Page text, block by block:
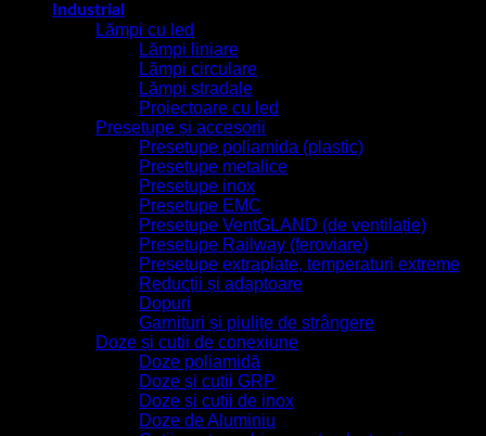
Industrial
Lămpi cu led
Lămpi liniare
Lămpi circulare
Lămpi stradale
Proiectoare cu led
Presetupe și accesorii
Presetupe poliamida (plastic)
Presetupe metalice
Presetupe inox
Presetupe EMC
Presetupe VentGLAND (de ventilație)
Presetupe Railway (feroviare)
Presetupe extraplate, temperaturi extreme
Reducții și adaptoare
Dopuri
Garnituri și piulițe de strângere
Doze și cutii de conexiune
Doze poliamidă
Doze și cutii GRP
Doze și cutii de inox
Doze de Aluminiu